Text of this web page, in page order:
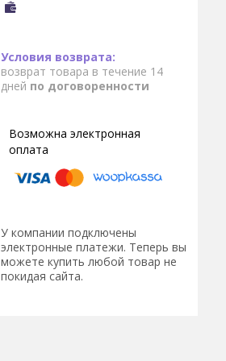
возврат товара в течение 14
дней по договоренности
У компании подключены
электронные платежи. Теперь вы
можете купить любой товар не
покидая сайта.